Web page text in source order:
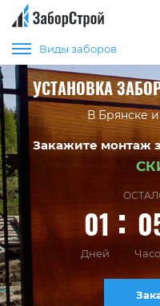
Виды заборов
УСТАНОВКА
В Брянске
Закажите монтаж
01
Дней